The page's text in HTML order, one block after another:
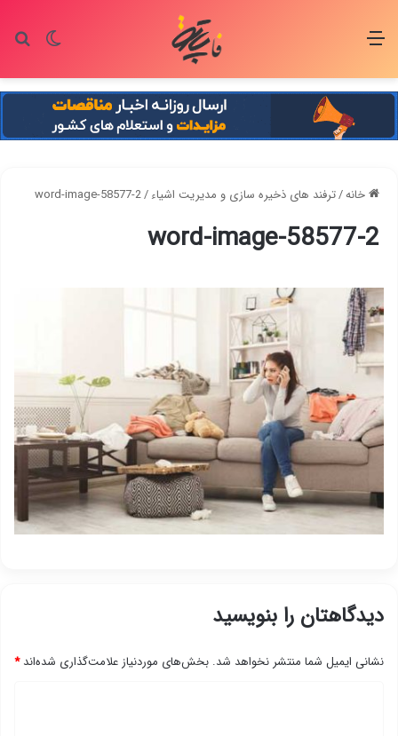
تغییر منو
خانه/ترفند های ذخیره سازی و مدیریت اشیاء/
word-image-58577-2
word-image-58577-2
دیدگاهتان را بنویسید
نشانی ایمیل شما منتشر نخواهد شد. بخش‌های موردنیاز علامت‌گذاری شده‌اند*